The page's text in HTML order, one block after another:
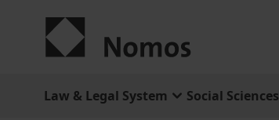
Law & Legal System Social Sciences